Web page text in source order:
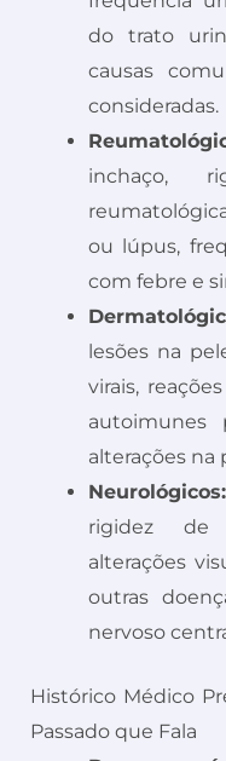
do trato
causas
consideradas.
inchaço,
ou lúpus,
com febre e
lesões na
virais,
autoimunes
alterações na
Neurológicos:
rigidez de
alterações
outras
nervoso
Histórico Médico
Passado que Fala